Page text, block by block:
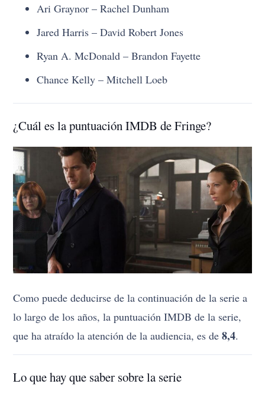
Ari Graynor – Rachel Dunham
Jared Harris – David Robert Jones
Ryan A. McDonald – Brandon Fayette
Chance Kelly – Mitchell Loeb
¿Cuál es la puntuación IMDB de Fringe?
Como puede deducirse de la continuación de la serie a
lo largo de los años, la puntuación IMDB de la serie,
que ha atraído la atención de la audiencia, es de 8,4.
Lo que hay que saber sobre la serie